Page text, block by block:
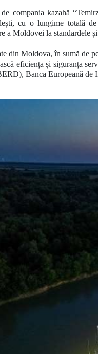
compania kazahă
cu o lungime totală
a Moldovei la standardele
din Moldova, în sumă de
eficiența și siguranța
Banca Europeană